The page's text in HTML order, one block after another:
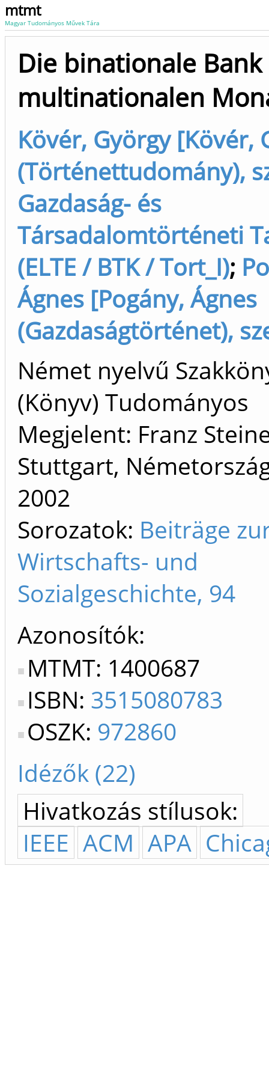
mtmt
Magyar Tudományos Művek Tára
Die binationale
multinationalen
Kövér, György [Kövér,
(Történettudomány),
Gazdaság- és
Társadalomtörténeti
(ELTE / BTK / Tort_I);
Ágnes [Pogány, Ágnes
(Gazdaságtörténet),
Német nyelvű
(Könyv) Tudományos
Megjelent: Franz
Stuttgart,
2002
Sorozatok: Beiträge
Wirtschafts- und
Sozialgeschichte, 94
Azonosítók
MTMT: 1400687
ISBN: 3515080783
OSZK: 972860
Idézők (22)
Hivatkozás stílusok:
IEEE ACM APA